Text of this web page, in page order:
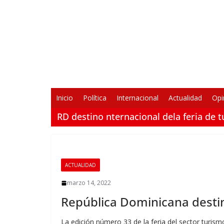
Inicio Política Internacional Actualidad
RD destino nternacional dela feria de
ACTUALIDAD
marzo 14, 2022
República Dominicana
La edición número 33 de la feria del sector